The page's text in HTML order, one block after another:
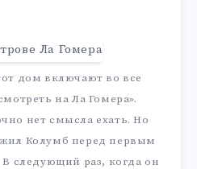
дом включают во все
на Ла Гомера».
нет смысла ехать. Но
Колумб перед первым
следующий раз, когда он